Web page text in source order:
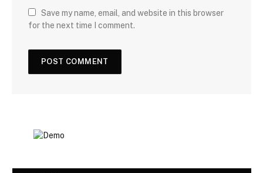
Save my name, email, and website in this browser
for the next time I comment.